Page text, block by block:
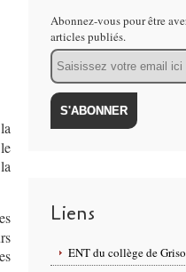
Abonnez-vous pour être
articles publiés.
Email
Liens
ENT du collège de